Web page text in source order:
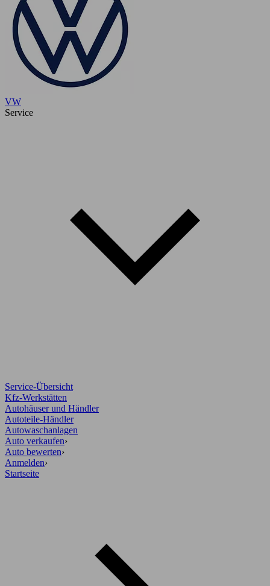
VW
Service
Service-Übersicht
Kfz-Werkstätten
Autohäuser und Händler
Autoteile-Händler
Autowaschanlagen
Auto verkaufen›
Auto bewerten›
Anmelden›
Startseite